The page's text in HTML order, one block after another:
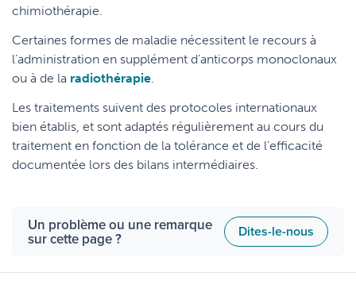
chimiothérapie.
Certaines formes de maladie nécessitent le recours à
l’administration en supplément d’anticorps monoclonaux
ou à de la radiothérapie.
Les traitements suivent des protocoles internationaux
bien établis, et sont adaptés régulièrement au cours du
traitement en fonction de la tolérance et de l’efficacité
documentée lors des bilans intermédiaires.
Un problème ou une remarque
sur cette page ? Dites-le-nous